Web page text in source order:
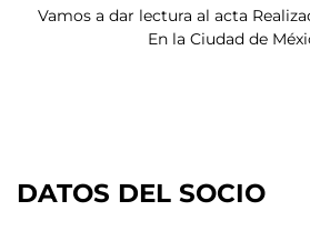
Vamos a dar lectura al acta
En la Ciudad de
DATOS DEL SOCIO